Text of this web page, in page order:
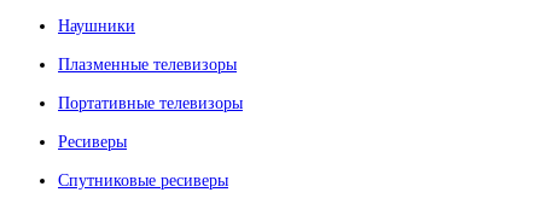
Наушники
Плазменные телевизоры
Портативные телевизоры
Ресиверы
Спутниковые ресиверы